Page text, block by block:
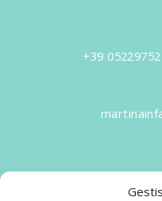
+39
V.le Tiziano,